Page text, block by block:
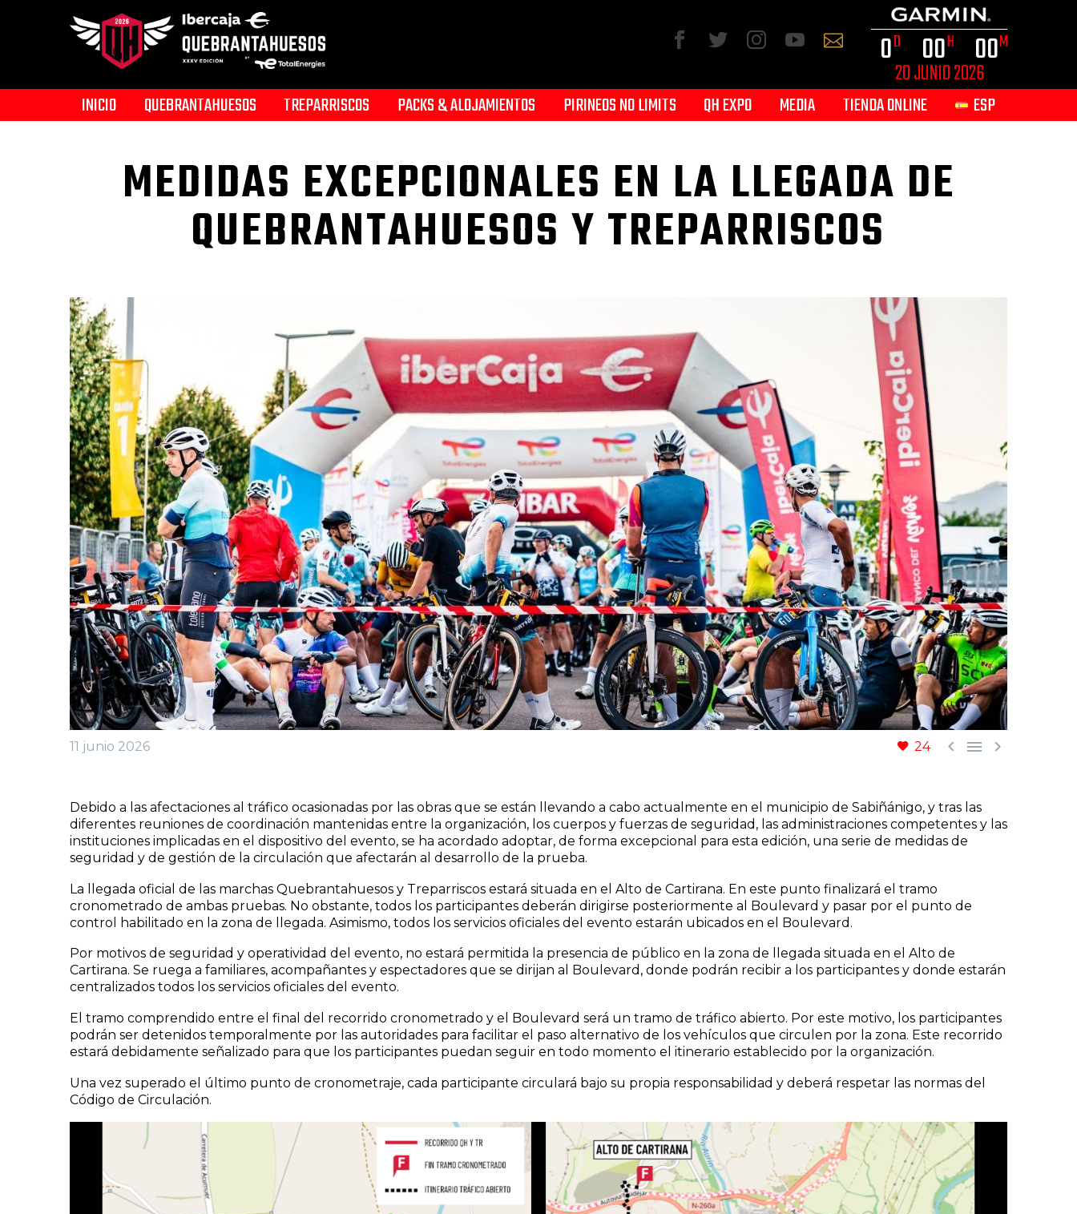
0D 00H 00M
20 JUNIO 2026
INICIO QUEBRANTAHUESOS TREPARRISCOS PACKS & ALOJAMIENTOS PIRINEOS NO LIMITS QH EXPO MEDIA TIENDA ONLINE ESP
MEDIDAS EXCEPCIONALES EN LA LLEGADA DE
QUEBRANTAHUESOS Y TREPARRISCOS
24   
11 junio 2026
Debido a las afectaciones al tráfico ocasionadas por las obras que se están llevando a cabo actualmente en el municipio de Sabiñánigo, y tras las
diferentes reuniones de coordinación mantenidas entre la organización, los cuerpos y fuerzas de seguridad, las administraciones competentes y las
instituciones implicadas en el dispositivo del evento, se ha acordado adoptar, de forma excepcional para esta edición, una serie de medidas de
seguridad y de gestión de la circulación que afectarán al desarrollo de la prueba.
La llegada oficial de las marchas Quebrantahuesos y Treparriscos estará situada en el Alto de Cartirana. En este punto finalizará el tramo
cronometrado de ambas pruebas. No obstante, todos los participantes deberán dirigirse posteriormente al Boulevard y pasar por el punto de
control habilitado en la zona de llegada. Asimismo, todos los servicios oficiales del evento estarán ubicados en el Boulevard.
Por motivos de seguridad y operatividad del evento, no estará permitida la presencia de público en la zona de llegada situada en el Alto de
Cartirana. Se ruega a familiares, acompañantes y espectadores que se dirijan al Boulevard, donde podrán recibir a los participantes y donde estarán
centralizados todos los servicios oficiales del evento.
El tramo comprendido entre el final del recorrido cronometrado y el Boulevard será un tramo de tráfico abierto. Por este motivo, los participantes
podrán ser detenidos temporalmente por las autoridades para facilitar el paso alternativo de los vehículos que circulen por la zona. Este recorrido
estará debidamente señalizado para que los participantes puedan seguir en todo momento el itinerario establecido por la organización.
Una vez superado el último punto de cronometraje, cada participante circulará bajo su propia responsabilidad y deberá respetar las normas del
Código de Circulación.